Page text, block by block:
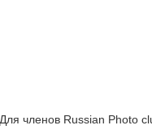
членов Russian Photo